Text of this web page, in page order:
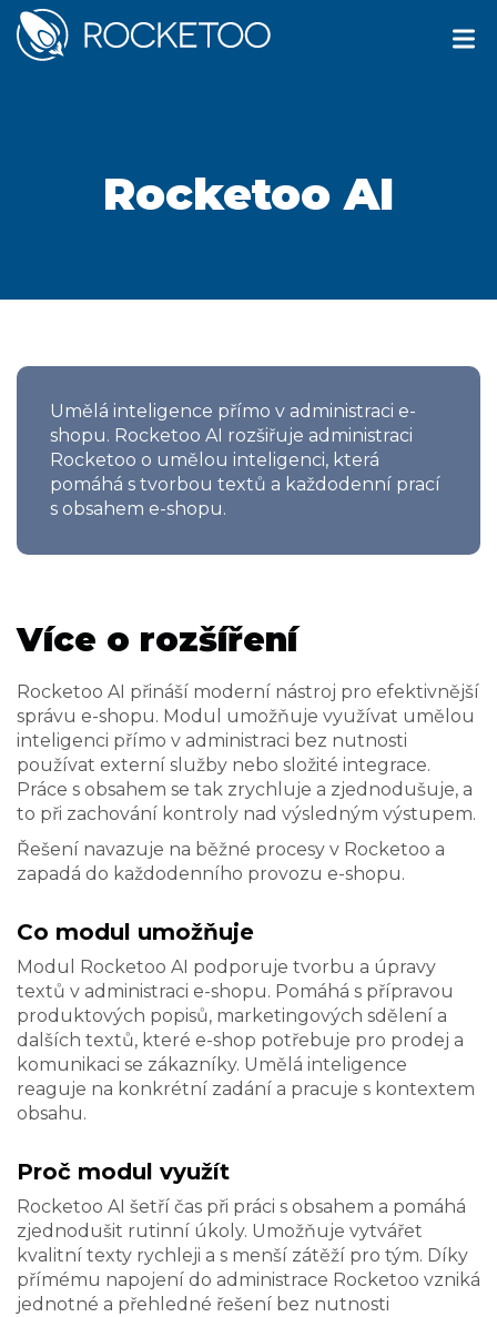
Rocketoo AI
Umělá inteligence přímo v administraci e-
shopu. Rocketoo AI rozšiřuje administraci
Rocketoo o umělou inteligenci, která
pomáhá s tvorbou textů a každodenní prací
s obsahem e-shopu.
Více o rozšíření
Rocketoo AI přináší moderní nástroj pro efektivnější
správu e-shopu. Modul umožňuje využívat umělou
inteligenci přímo v administraci bez nutnosti
používat externí služby nebo složité integrace.
Práce s obsahem se tak zrychluje a zjednodušuje, a
to při zachování kontroly nad výsledným výstupem.
Řešení navazuje na běžné procesy v Rocketoo a
zapadá do každodenního provozu e-shopu.
Co modul umožňuje
Modul Rocketoo AI podporuje tvorbu a úpravy
textů v administraci e-shopu. Pomáhá s přípravou
produktových popisů, marketingových sdělení a
dalších textů, které e-shop potřebuje pro prodej a
komunikaci se zákazníky. Umělá inteligence
reaguje na konkrétní zadání a pracuje s kontextem
obsahu.
Proč modul využít
Rocketoo AI šetří čas při práci s obsahem a pomáhá
zjednodušit rutinní úkoly. Umožňuje vytvářet
kvalitní texty rychleji a s menší zátěží pro tým. Díky
přímému napojení do administrace Rocketoo vzniká
jednotné a přehledné řešení bez nutnosti